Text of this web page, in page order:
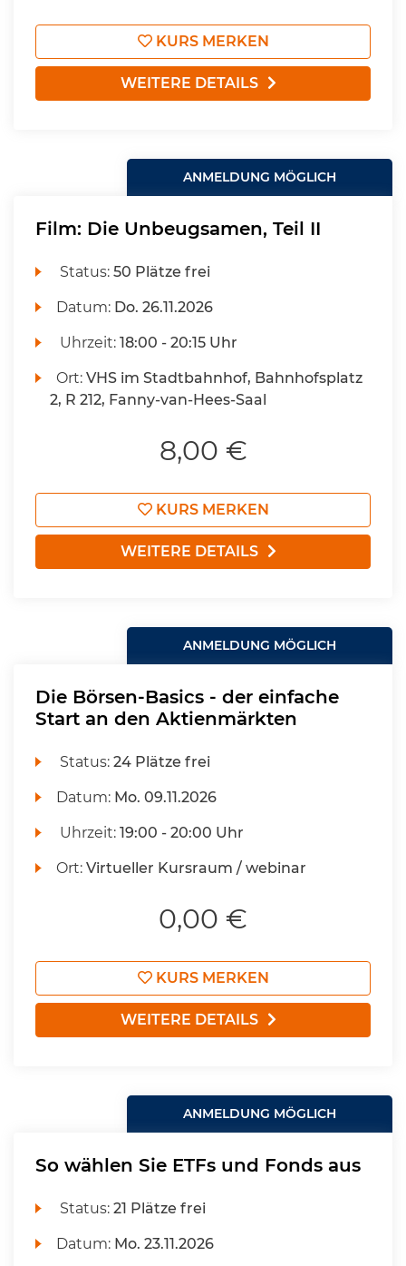
KURS MERKEN
WEITERE DETAILS
ANMELDUNG MÖGLICH
Film: Die Unbeugsamen, Teil II
Status:50 Plätze frei
Datum: Do. 26.11.2026
Uhrzeit:18:00 - 20:15 Uhr
Ort:VHS im Stadtbahnhof, Bahnhofsplatz
2, R 212, Fanny-van-Hees-Saal
8,00 €
KURS MERKEN
WEITERE DETAILS
ANMELDUNG MÖGLICH
Die Börsen-Basics - der einfache
Start an den Aktienmärkten
Status:24 Plätze frei
Datum: Mo. 09.11.2026
Uhrzeit:19:00 - 20:00 Uhr
Ort:Virtueller Kursraum / webinar
0,00 €
KURS MERKEN
WEITERE DETAILS
ANMELDUNG MÖGLICH
So wählen Sie ETFs und Fonds aus
Status:21 Plätze frei
Datum: Mo. 23.11.2026